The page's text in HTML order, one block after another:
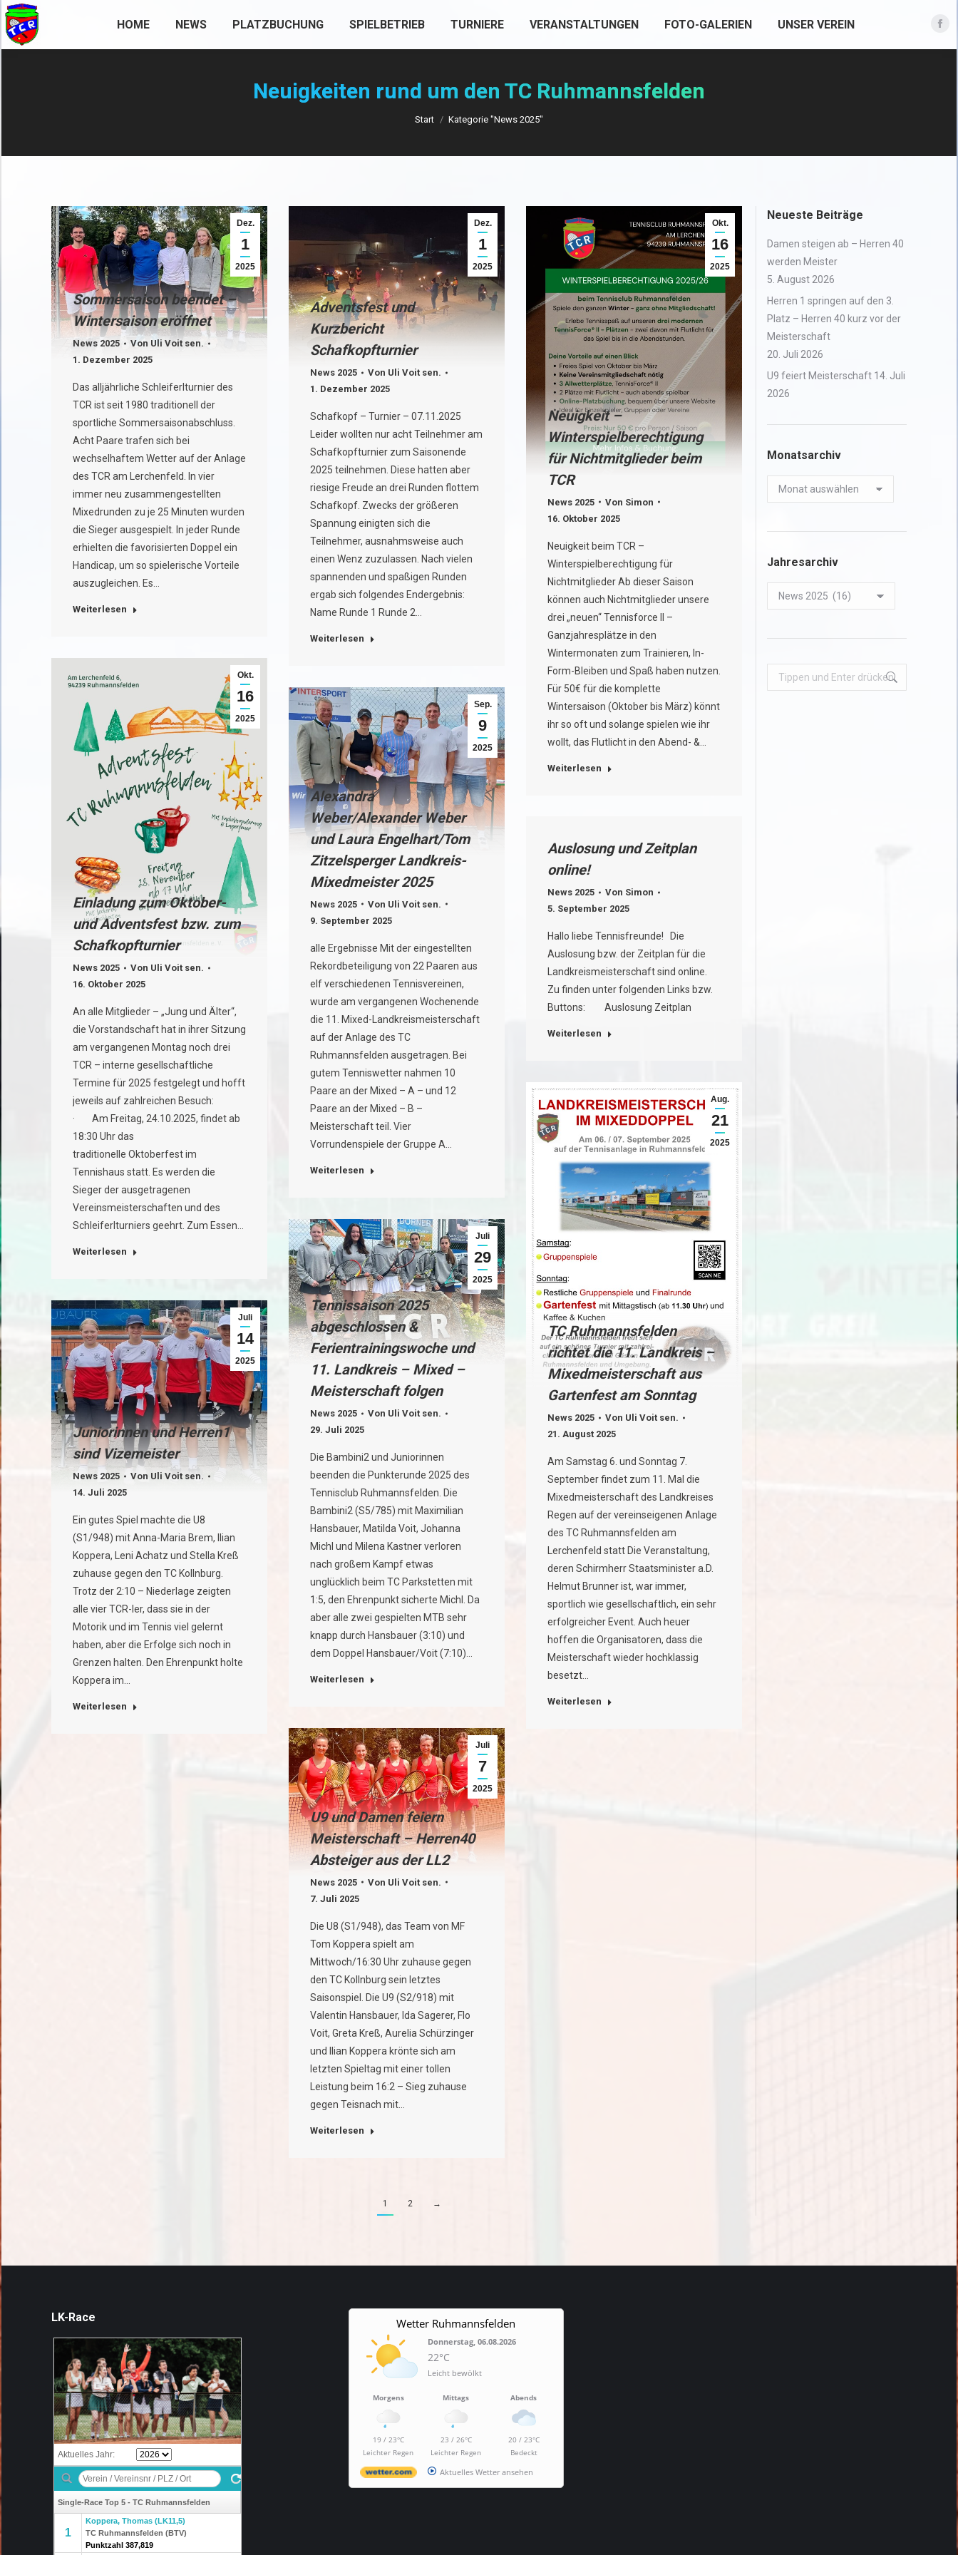
HOME NEWS PLATZBUCHUNG SPIELBETRIEB TURNIERE VERANSTALTUNGEN FOTO-GALERIEN UNSER VEREIN
Neuigkeiten rund um den TC Ruhmannsfelden
Start Kategorie "News 2025"
Dez.
1
2025
Sommersaison beendet –
Wintersaison eröffnet
News 2025 Von Uli Voit sen.
1. Dezember 2025
Das alljährliche Schleiferlturnier des
TCR ist seit 1980 traditionell der
sportliche Sommersaisonabschluss.
Acht Paare trafen sich bei
wechselhaftem Wetter auf der Anlage
des TCR am Lerchenfeld. In vier
immer neu zusammengestellten
Mixedrunden zu je 25 Minuten wurden
die Sieger ausgespielt. In jeder Runde
erhielten die favorisierten Doppel ein
Handicap, um so spielerische Vorteile
auszugleichen. Es…
Weiterlesen
Dez.
1
2025
Adventsfest und
Kurzbericht
Schafkopfturnier
News 2025 Von Uli Voit sen.
1. Dezember 2025
Schafkopf – Turnier – 07.11.2025
Leider wollten nur acht Teilnehmer am
Schafkopfturnier zum Saisonende
2025 teilnehmen. Diese hatten aber
riesige Freude an drei Runden flottem
Schafkopf. Zwecks der größeren
Spannung einigten sich die
Teilnehmer, ausnahmsweise auch
einen Wenz zuzulassen. Nach vielen
spannenden und spaßigen Runden
ergab sich folgendes Endergebnis:
Name Runde 1 Runde 2…
Weiterlesen
Okt.
16
2025
Neuigkeit –
Winterspielberechtigung
für Nichtmitglieder beim
TCR
News 2025 Von Simon
16. Oktober 2025
Neuigkeit beim TCR –
Winterspielberechtigung für
Nichtmitglieder Ab dieser Saison
können auch Nichtmitglieder unsere
drei „neuen“ Tennisforce II –
Ganzjahresplätze in den
Wintermonaten zum Trainieren, In-
Form-Bleiben und Spaß haben nutzen.
Für 50€ für die komplette
Wintersaison (Oktober bis März) könnt
ihr so oft und solange spielen wie ihr
wollt, das Flutlicht in den Abend- &…
Weiterlesen
Okt.
16
2025
Einladung zum Oktober-
und Adventsfest bzw. zum
Schafkopfturnier
News 2025 Von Uli Voit sen.
16. Oktober 2025
An alle Mitglieder – „Jung und Älter“,
die Vorstandschaft hat in ihrer Sitzung
am vergangenen Montag noch drei
TCR – interne gesellschaftliche
Termine für 2025 festgelegt und hofft
jeweils auf zahlreichen Besuch:
· Am Freitag, 24.10.2025, findet ab
18:30 Uhr das
traditionelle Oktoberfest im
Tennishaus statt. Es werden die
Sieger der ausgetragenen
Vereinsmeisterschaften und des
Schleiferlturniers geehrt. Zum Essen…
Weiterlesen
Sep.
9
2025
Alexandra
Weber/Alexander Weber
und Laura Engelhart/Tom
Zitzelsperger Landkreis-
Mixedmeister 2025
News 2025 Von Uli Voit sen.
9. September 2025
alle Ergebnisse Mit der eingestellten
Rekordbeteiligung von 22 Paaren aus
elf verschiedenen Tennisvereinen,
wurde am vergangenen Wochenende
die 11. Mixed-Landkreismeisterschaft
auf der Anlage des TC
Ruhmannsfelden ausgetragen. Bei
gutem Tenniswetter nahmen 10
Paare an der Mixed – A – und 12
Paare an der Mixed – B –
Meisterschaft teil. Vier
Vorrundenspiele der Gruppe A…
Weiterlesen
Auslosung und Zeitplan
online!
News 2025 Von Simon
5. September 2025
Hallo liebe Tennisfreunde! Die
Auslosung bzw. der Zeitplan für die
Landkreismeisterschaft sind online.
Zu finden unter folgenden Links bzw.
Buttons: Auslosung Zeitplan
Weiterlesen
Aug.
21
2025
TC Ruhmannsfelden
richtet die 11. Landkreis –
Mixedmeisterschaft aus
Gartenfest am Sonntag
News 2025 Von Uli Voit sen.
21. August 2025
Am Samstag 6. und Sonntag 7.
September findet zum 11. Mal die
Mixedmeisterschaft des Landkreises
Regen auf der vereinseigenen Anlage
des TC Ruhmannsfelden am
Lerchenfeld statt Die Veranstaltung,
deren Schirmherr Staatsminister a.D.
Helmut Brunner ist, war immer,
sportlich wie gesellschaftlich, ein sehr
erfolgreicher Event. Auch heuer
hoffen die Organisatoren, dass die
Meisterschaft wieder hochklassig
besetzt…
Weiterlesen
Juli
29
2025
Tennissaison 2025
abgeschlossen &
Ferientrainingswoche und
11. Landkreis – Mixed –
Meisterschaft folgen
News 2025 Von Uli Voit sen.
29. Juli 2025
Die Bambini2 und Juniorinnen
beenden die Punkterunde 2025 des
Tennisclub Ruhmannsfelden. Die
Bambini2 (S5/785) mit Maximilian
Hansbauer, Matilda Voit, Johanna
Michl und Milena Kastner verloren
nach großem Kampf etwas
unglücklich beim TC Parkstetten mit
1:5, den Ehrenpunkt sicherte Michl. Da
aber alle zwei gespielten MTB sehr
knapp durch Hansbauer (3:10) und
dem Doppel Hansbauer/Voit (7:10)…
Weiterlesen
Juli
14
2025
Juniorinnen und Herren1
sind Vizemeister
News 2025 Von Uli Voit sen.
14. Juli 2025
Ein gutes Spiel machte die U8
(S1/948) mit Anna-Maria Brem, Ilian
Koppera, Leni Achatz und Stella Kreß
zuhause gegen den TC Kollnburg.
Trotz der 2:10 – Niederlage zeigten
alle vier TCR-ler, dass sie in der
Motorik und im Tennis viel gelernt
haben, aber die Erfolge sich noch in
Grenzen halten. Den Ehrenpunkt holte
Koppera im…
Weiterlesen
Juli
7
2025
U9 und Damen feiern
Meisterschaft – Herren40
Absteiger aus der LL2
News 2025 Von Uli Voit sen.
7. Juli 2025
Die U8 (S1/948), das Team von MF
Tom Koppera spielt am
Mittwoch/16:30 Uhr zuhause gegen
den TC Kollnburg sein letztes
Saisonspiel. Die U9 (S2/918) mit
Valentin Hansbauer, Ida Sagerer, Flo
Voit, Greta Kreß, Aurelia Schürzinger
und Ilian Koppera krönte sich am
letzten Spieltag mit einer tollen
Leistung beim 16:2 – Sieg zuhause
gegen Teisnach mit…
Weiterlesen
1 2 →
Neueste Beiträge
Damen steigen ab – Herren 40
werden Meister
5. August 2026
Herren 1 springen auf den 3.
Platz – Herren 40 kurz vor der
Meisterschaft
20. Juli 2026
U9 feiert Meisterschaft 14. Juli
2026
Monatsarchiv
Monatsarchiv
Jahresarchiv
Jahresarchiv
Search:
LK-Race Wetter Ruhmannsfelden
Donnerstag, 06.08.2026
22°C
Leicht bewölkt
Morgens
19 / 23°C
Leichter Regen
Mittags
23 / 26°C
Leichter Regen
Abends
20 / 23°C
Bedeckt
Aktuelles Wetter ansehen